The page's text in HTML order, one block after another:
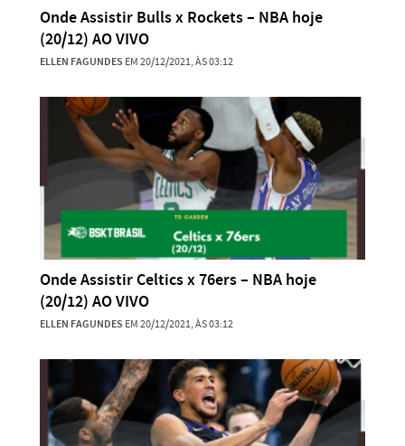
Onde Assistir Bulls x Rockets – NBA hoje
(20/12) AO VIVO
ELLEN FAGUNDES EM 20/12/2021, ÀS 03:12
Onde Assistir Celtics x 76ers – NBA hoje
(20/12) AO VIVO
ELLEN FAGUNDES EM 20/12/2021, ÀS 03:12